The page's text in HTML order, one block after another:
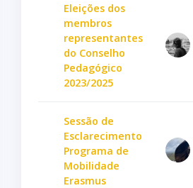
Eleições dos
membros
representantes
do Conselho
Pedagógico
2023/2025
Sessão de
Esclarecimento
Programa de
Mobilidade
Erasmus